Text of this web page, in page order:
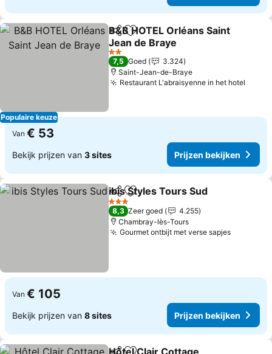
Populaire keuze
DelenToevoegen aan favorieten
B&B HOTEL Orléans Saint
Jean de Braye
2 Sterren
7,5 Goed
3.324
Saint-Jean-de-Braye
Restaurant L'abraisyenne in het hotel
Van € 53
Bekijk prijzen van 3 sites Prijzen bekijken
DelenToevoegen aan favorieten
ibis Styles Tours Sud
3 Sterren
8,3 Zeer goed
4.255
Chambray-lès-Tours
Gourmet ontbijt met verse sapjes
Van € 105
Bekijk prijzen van 8 sites Prijzen bekijken
Hôtel Clair Cottage